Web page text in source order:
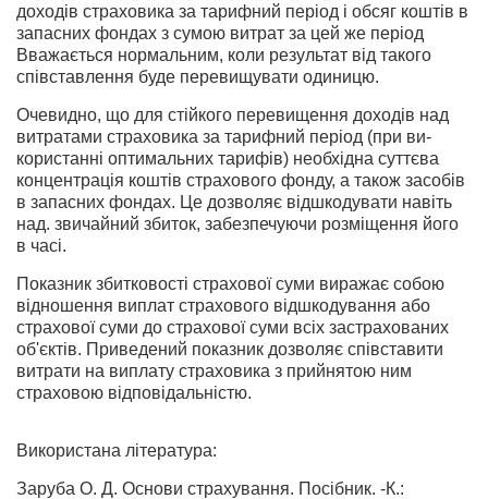
доходів страховика за тарифний період і обсяг коштів в
запасних фондах з сумою витрат за цей же період
Вважається нормальним, коли результат від такого
співставлення буде перевищувати одиницю.
Очевидно, що для стійкого перевищення доходів над
витратами страховика за тарифний період (при ви­
користанні оптимальних тарифів) необхідна суттєва
концентрація коштів страхового фонду, а також засобів
в запасних фондах. Це дозволяє відшкодувати навіть
над. звичайний збиток, забезпечуючи розміщення його
в часі.
Показник збитковості страхової суми виражає собою
відношення виплат страхового відшкодування або
стра­хової суми до страхової суми всіх застрахованих
об'єктів. Приведений показник дозволяє співставити
витрати на виплату страховика з прийнятою ним
страховою від­повідальністю.
Використана література:
Заруба О. Д. Основи страхування. Посібник. -К.: